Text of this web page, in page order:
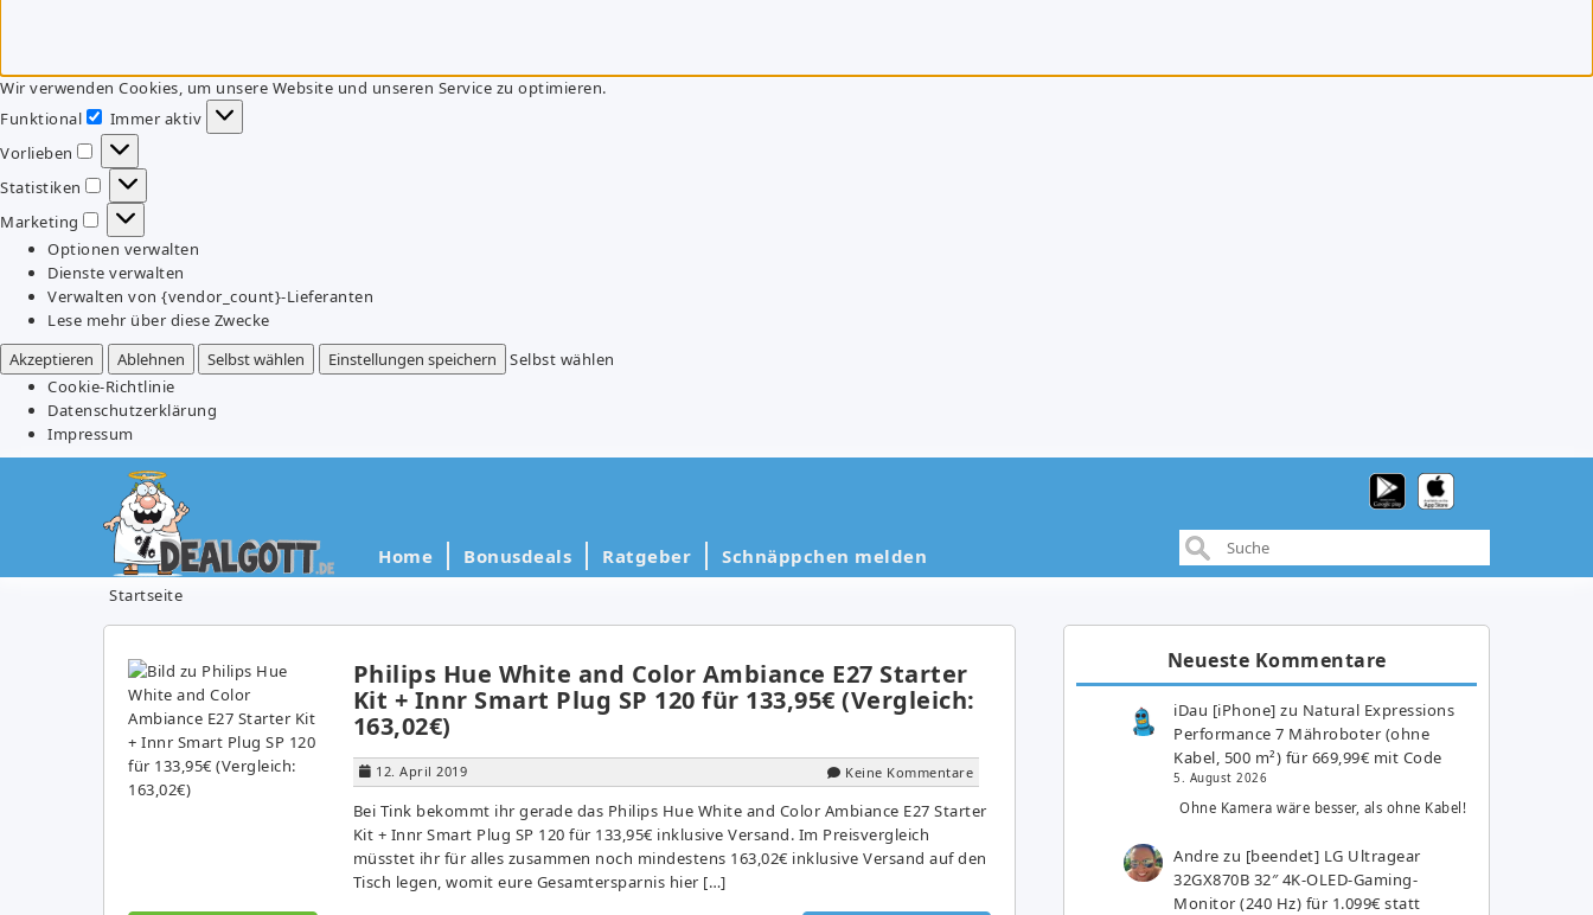
Wir verwenden Cookies, um unsere Website und unseren Service zu optimieren.
Funktional
Funktional
Immer aktiv
Vorlieben
Vorlieben
Statistiken
Statistiken
Marketing
Marketing
Optionen verwalten
Dienste verwalten
Verwalten von {vendor_count}-Lieferanten
Lese mehr über diese Zwecke
Akzeptieren
Ablehnen Selbst wählen Einstellungen speichern
Selbst wählen
Cookie-Richtlinie
Datenschutzerklärung
Impressum
Home Bonusdeals Ratgeber Schnäppchen melden
Startseite
Philips Hue White and Color Ambiance E27 Starter
Kit + Innr Smart Plug SP 120 für 133,95€ (Vergleich:
163,02€)
12. April 2019 Keine Kommentare
Bei Tink bekommt ihr gerade das Philips Hue White and Color Ambiance E27 Starter
Kit + Innr Smart Plug SP 120 für 133,95€ inklusive Versand. Im Preisvergleich
müsstet ihr für alles zusammen noch mindestens 163,02€ inklusive Versand auf den
Tisch legen, womit eure Gesamtersparnis hier […]
Neueste Kommentare
iDau [iPhone] zu Natural Expressions
Performance 7 Mähroboter (ohne
Kabel, 500 m²) für 669,99€ mit Code
5. August 2026
Ohne Kamera wäre besser, als ohne Kabel!
Andre zu [beendet] LG Ultragear
32GX870B 32″ 4K-OLED-Gaming-
Monitor (240 Hz) für 1.099€ statt